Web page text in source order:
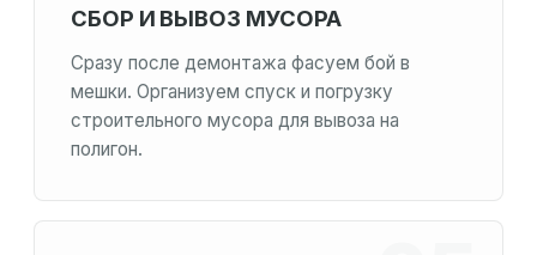
СБОР И ВЫВОЗ МУСОРА
Сразу после демонтажа фасуем бой в
мешки. Организуем спуск и погрузку
строительного мусора для вывоза на
полигон.